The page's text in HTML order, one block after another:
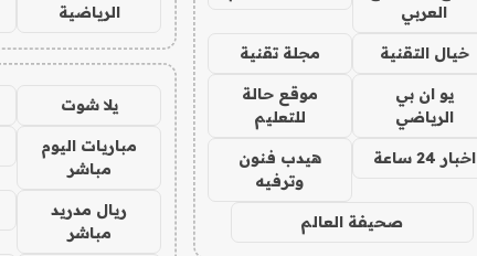
العربي
خيال التقنية مجلة تقنية
يو ان بي
الرياضي
موقع حالة
للتعليم
اخبار 24 ساعة
هيدب فنون
وترفيه
صحيفة العالم
الرياضية
يلا شوت
مباريات اليوم
مباشر
ريال مدريد
مباشر